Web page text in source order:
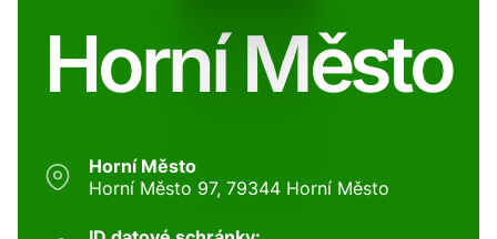
Horní Město
Horní Město
Horní Město 97, 79344 Horní Město